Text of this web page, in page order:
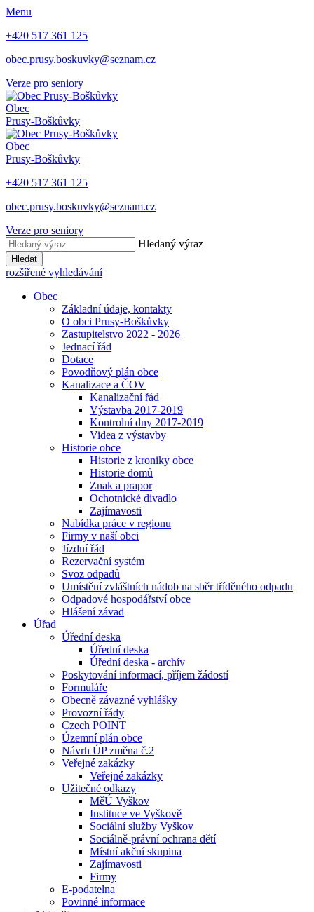
Menu
+420 517 361 125
obec.prusy.boskuvky@seznam.cz
Verze pro seniory
Obec
Prusy-Boškůvky
Obec
Prusy-Boškůvky
+420 517 361 125
obec.prusy.boskuvky@seznam.cz
Verze pro seniory
Hledaný výraz
Hledat
rozšířené vyhledávání
Obec
Základní údaje, kontakty
O obci Prusy-Boškůvky
Zastupitelstvo 2022 - 2026
Jednací řád
Dotace
Povodňový plán obce
Kanalizace a ČOV
Kanalizační řád
Výstavba 2017-2019
Kontrolní dny 2017-2019
Videa z výstavby
Historie obce
Historie z kroniky obce
Historie domů
Znak a prapor
Ochotnické divadlo
Zajímavosti
Nabídka práce v regionu
Firmy v naší obci
Jízdní řád
Rezervační systém
Svoz odpadů
Umístění zvláštních nádob na sběr tříděného odpadu
Odpadové hospodářství obce
Hlášení závad
Úřad
Úřední deska
Úřední deska
Úřední deska - archív
Poskytování informací, příjem žádostí
Formuláře
Obecně závazné vyhlášky
Provozní řády
Czech POINT
Územní plán obce
Návrh ÚP změna č.2
Veřejné zakázky
Veřejné zakázky
Užitečné odkazy
MěÚ Vyškov
Instituce ve Vyškově
Sociální služby Vyškov
Sociálně-právní ochrana dětí
Místní akční skupina
Zajímavosti
Firmy
E-podatelna
Povinné informace